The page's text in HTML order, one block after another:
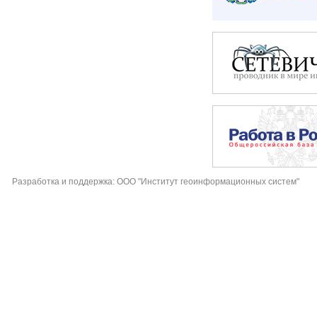
Разработка и поддержка: ООО "Институт геоинформационных систем"